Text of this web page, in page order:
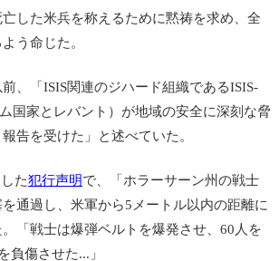
した米兵を称えるために黙祷を求め、全
う命じた。
、「ISIS関連のジハード組織であるISIS-
国家とレバント）が地域の安全に深刻な脅
告を受けた」と述べていた。
た犯行声明で、「ホラーサーン州の戦士
通過し、米軍から5メートル以内の距離に
「戦士は爆弾ベルトを爆発させ、60人を
負傷させた...」